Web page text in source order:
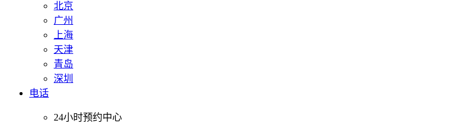
北京
广州
上海
天津
青岛
深圳
电话
24小时预约中心